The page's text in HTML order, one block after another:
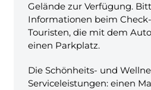
Gelände zur Verfügung.
Informationen beim
Touristen, die mit dem
einen Parkplatz.
Die Schönheits- und
Serviceleistungen: einen